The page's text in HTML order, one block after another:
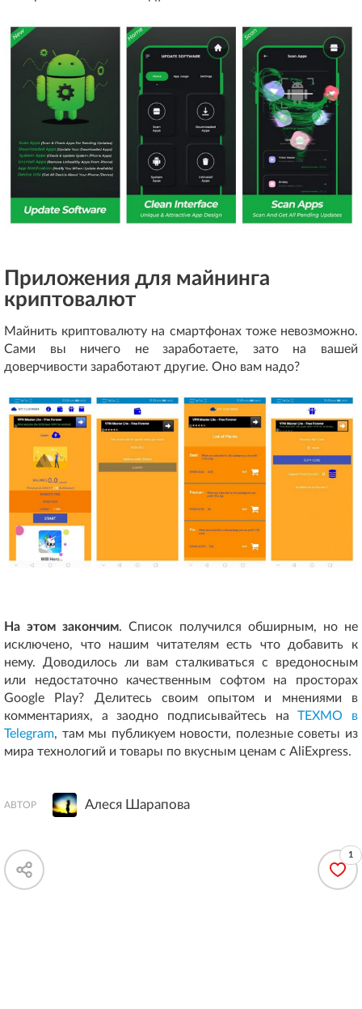
Приложения для майнинга
криптовалют
Майнить криптовалюту на смартфонах тоже невозможно.
Сами вы ничего не заработаете, зато на вашей
доверчивости заработают другие. Оно вам надо?
На этом закончим. Список получился обширным, но не
исключено, что нашим читателям есть что добавить к
нему. Доводилось ли вам сталкиваться с вредоносным
или недостаточно качественным софтом на просторах
Google Play? Делитесь своим опытом и мнениями в
комментариях, а заодно подписывайтесь наТЕХМО в
Telegram, там мы публикуем новости, полезные советы из
мира технологий и товары по вкусным ценам с AliExpress.
АВТОР Алеся Шарапова
1